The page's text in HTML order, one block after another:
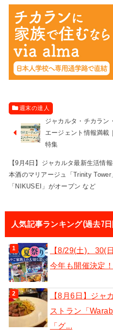
週末の達人
ジャカルタ・チカラン
エージェント情報満載
特集
【9月4日】ジャカルタ最新生活情
本酒のマリアージュ「Trinity Tower
「NIKUSEI」がオープン など
人気記事ランキング(過去7
【8/29(土)、30(
今年も開催決定
【8月6日】ジャ
ストラン「
「グ...